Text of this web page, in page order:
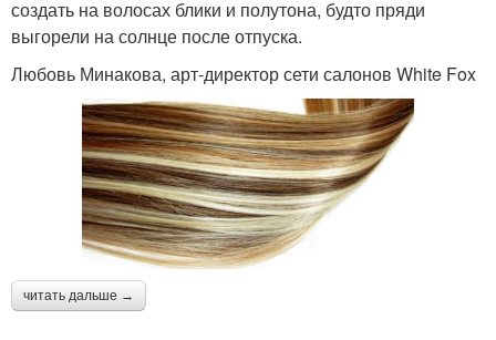
создать на волосах блики и полутона, будто пряди
выгорели на солнце после отпуска.
Любовь Минакова, арт-директор сети салонов White Fox
читать дальше →